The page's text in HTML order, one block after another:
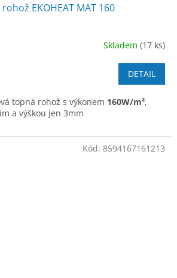
EKOHEAT MAT 160
Skladem (17 ks)
DETAIL
topná rohož s výkonem 160W/m²,
a výškou jen 3mm
Kód: 8594167161213